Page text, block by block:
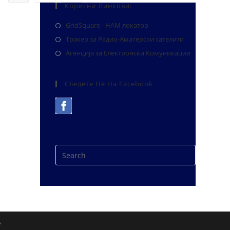
Корисни Линкови:
GridSquare - HAM локатор
Тракер за Радио-Аматерски сателити
Агенција за Електронски Комуникации
Следете Не На Facebook